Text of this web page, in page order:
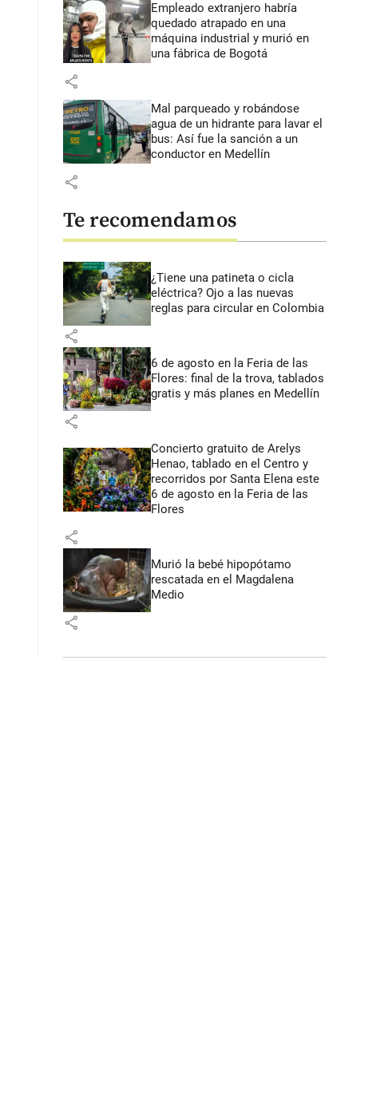
Empleado extranjero habría
quedado atrapado en una
máquina industrial y murió en
una fábrica de Bogotá
share
Mal parqueado y robándose
agua de un hidrante para lavar el
bus: Así fue la sanción a un
conductor en Medellín
share
Te recomendamos
¿Tiene una patineta o cicla
eléctrica? Ojo a las nuevas
reglas para circular en Colombia
share
6 de agosto en la Feria de las
Flores: final de la trova, tablados
gratis y más planes en Medellín
share
Concierto gratuito de Arelys
Henao, tablado en el Centro y
recorridos por Santa Elena este
6 de agosto en la Feria de las
Flores
share
Murió la bebé hipopótamo
rescatada en el Magdalena
Medio
share